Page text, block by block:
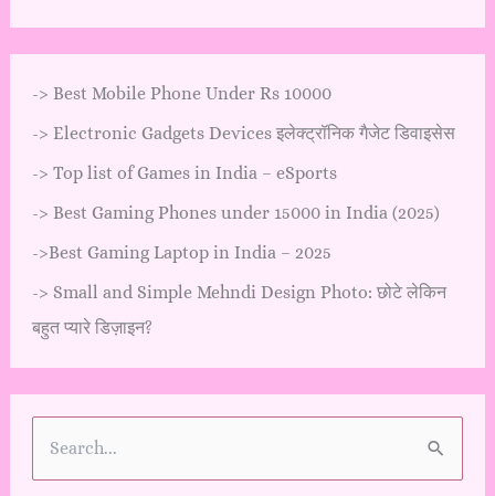
-> Best Mobile Phone Under Rs 10000
-> Electronic Gadgets Devices इलेक्ट्रॉनिक गैजेट डिवाइसेस
-> Top list of Games in India – eSports
-> Best Gaming Phones under 15000 in India (2025)
->Best Gaming Laptop in India – 2025
-> Small and Simple Mehndi Design Photo: छोटे लेकिन
बहुत प्यारे डिज़ाइन?